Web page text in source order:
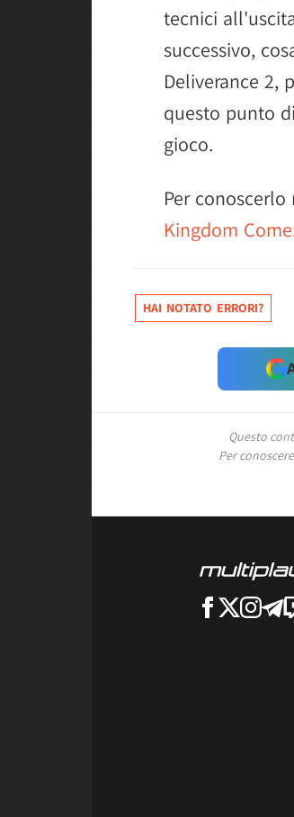
tecnici
successivo,
Deliverance 2,
questo punto
gioco.
Per
Kingdom
HAI NOTATO ERRORI?
Questo
Per